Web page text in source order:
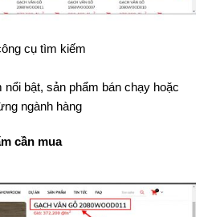
cụ tìm kiếm
bật, sản phẩm bán chạy hoặc
ngành hàng
cần mua